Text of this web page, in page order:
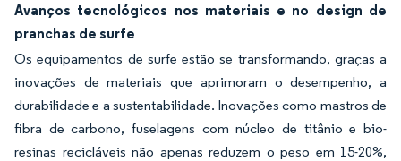
Avanços tecnológicos nos materiais e no design de
pranchas de surfe
Os equipamentos de surfe estão se transformando, graças a
inovações de materiais que aprimoram o desempenho, a
durabilidade e a sustentabilidade. Inovações como mastros de
fibra de carbono, fuselagens com núcleo de titânio e bio-
resinas recicláveis não apenas reduzem o peso em 15-20%,